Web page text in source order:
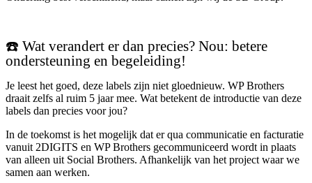
☎️ Wat verandert er dan precies? Nou: betere
ondersteuning en begeleiding!
Je leest het goed, deze labels zijn niet gloednieuw. WP Brothers
draait zelfs al ruim 5 jaar mee. Wat betekent de introductie van deze
labels dan precies voor jou?
In de toekomst is het mogelijk dat er qua communicatie en facturatie
vanuit 2DIGITS en WP Brothers gecommuniceerd wordt in plaats
van alleen uit Social Brothers. Afhankelijk van het project waar we
samen aan werken.